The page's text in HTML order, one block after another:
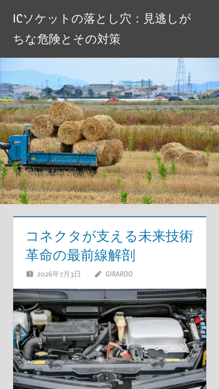
ツ
ス
キ
ッ
プ
ICソケットの落とし穴：見逃しが
ちな危険とその対策
コネクタが支える未来技術
革命の最前線解剖
2026年7月3日 GIRARDO